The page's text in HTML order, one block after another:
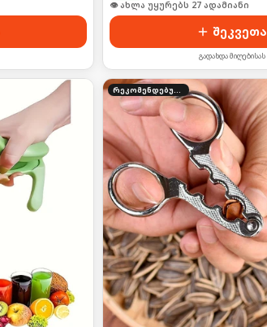
👁 ახლა უყურებს 27 ადამიანი
შეკვეთა
გადახდა მიღებისას
რეკომენდებული